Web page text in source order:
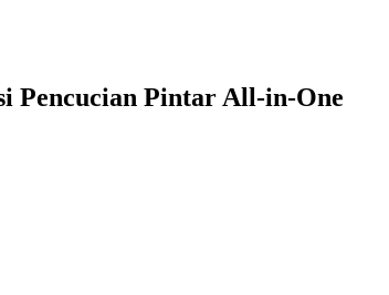
Pencucian Pintar All-in-One